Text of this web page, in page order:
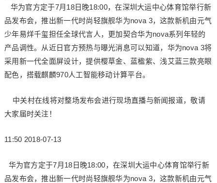
华为官方定于7月18日晚18:00，在深圳大运中心体育馆举行新
品发布会，推出新一代时尚轻旗舰华为nova 3，这款新机由元气
少年易烊千玺担任全球代言人，更加契合华为nova系列年轻的
产品调性。从近日官方预热与曝光消息可以知道，华为nova 3将
采用新一代全面屏设计，提供樱草金、蓝楹紫、浅艾蓝三款亮眼
配色，搭载麒麟970人工智能移动计算平台。
中关村在线将对整场发布会进行现场直播与新闻报道，敬请
大家届时关注！
11:50 2018-07-13
华为官方定于7月18日晚18:00，在深圳大运中心体育馆举行新
品发布会，推出新一代时尚轻旗舰华为nova 3，这款新机由元气